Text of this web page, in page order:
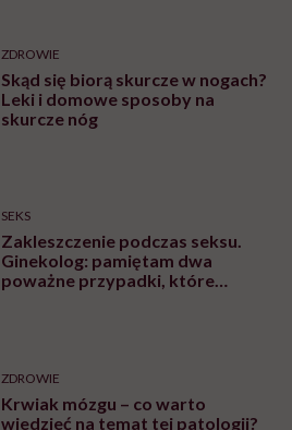
ZDROWIE
Skąd się biorą skurcze w nogach?
Leki i domowe sposoby na
skurcze nóg
SEKS
Zakleszczenie podczas seksu.
Ginekolog: pamiętam dwa
poważne przypadki, które
ZDROWIE
Krwiak mózgu – co warto
wiedzieć na temat tej patologii?